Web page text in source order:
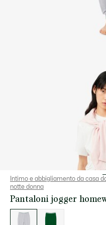
Intimo e abbigliamento da casa
notte donna
Pantaloni jogger
Elenco
delle
varianti